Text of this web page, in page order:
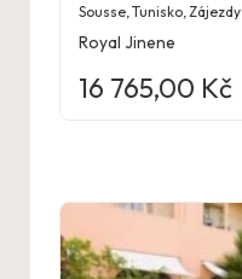
Sousse ,Tunisko Zájezdy
Royal Jinene
16 765,00 Kč